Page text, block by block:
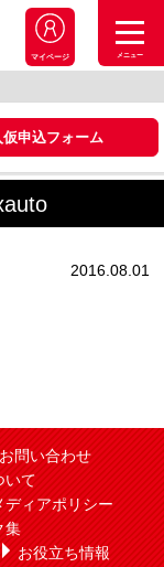
マイページ メニュー
仮申込フォーム
2016.08.01
お問い合わせ
いて
ディアポリシー
集
お役立ち情報